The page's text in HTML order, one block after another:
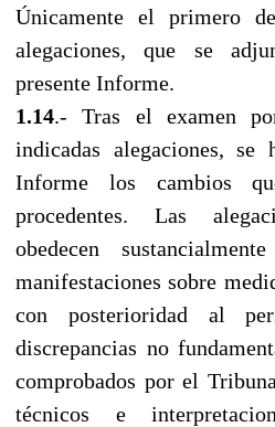
Únicamente el primero
alegaciones, que se
presente Informe.
1.14.- Tras el examen
indicadas alegaciones,
Informe los cambios
procedentes. Las
obedecen
manifestaciones sobre
con posterioridad al
discrepancias no
comprobados por el
técnicos e